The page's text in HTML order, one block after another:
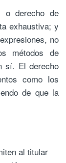
o derecho de
exhaustiva; y
no
métodos de
sí. El derecho
como los
de que la
al titular